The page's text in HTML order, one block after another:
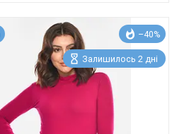
–40%
Залишилось 2 дні